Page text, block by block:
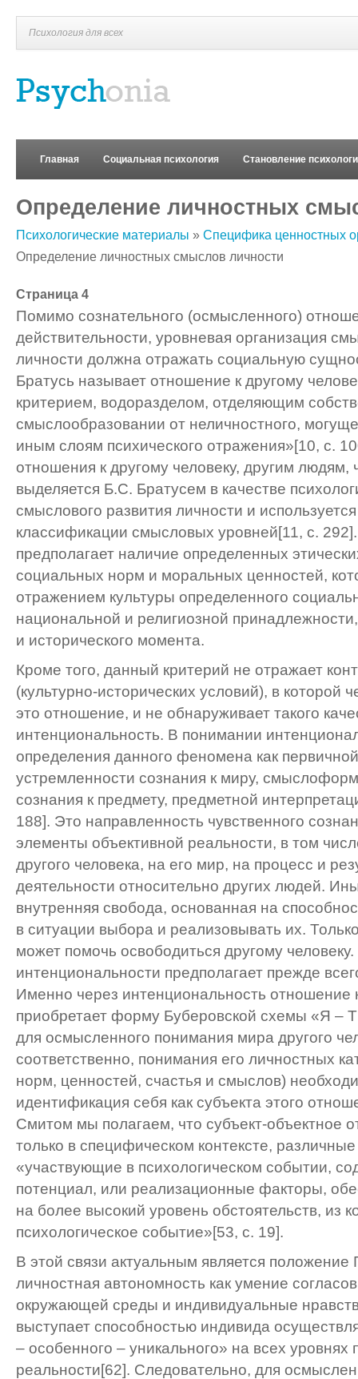
Психология для всех
Главная Социальная психология Становление
Определение личностных
Психологические материалы » Специфика ценностных
Определение личностных смыслов личности
Страница 4
Помимо сознательного (осмысленного)
действительности, уровневая организация
личности должна отражать социальную
Братусь называет отношение к другому
критерием, водоразделом, отделяющим
смыслообразовании от неличностного,
иным слоям психического отражения»[10, с.
отношения к другому человеку, другим людям,
выделяется Б.С. Братусем в качестве
смыслового развития личности и
классификации смысловых уровней[11, c.
предполагает наличие определенных
социальных норм и моральных ценностей,
отражением культуры определенного
национальной и религиозной
и исторического момента.
Кроме того, данный критерий не отражает
(культурно-исторических условий), в которой
это отношение, и не обнаруживает такого
интенциональность. В понимании
определения данного феномена как
устремленности сознания к миру,
сознания к предмету, предметной
188]. Это направленность чувственного
элементы объективной реальности, в том
другого человека, на его мир, на процесс и
деятельности относительно других людей.
внутренняя свобода, основанная на
в ситуации выбора и реализовывать их.
может помочь освободиться другому
интенциональности предполагает прежде
Именно через интенциональность отношение
приобретает форму Буберовской схемы «Я –
для осмысленного понимания мира другого
соответственно, понимания его личностных
норм, ценностей, счастья и смыслов)
идентификация себя как субъекта этого
Смитом мы полагаем, что субъект-объектное
только в специфическом контексте,
«участвующие в психологическом событии,
потенциал, или реализационные факторы,
на более высокий уровень обстоятельств, из
психологическое событие»[53, с. 19].
В этой связи актуальным является положение
личностная автономность как умение
окружающей среды и индивидуальные
выступает способностью индивида
– особенного – уникального» на всех уровнях
реальности[62]. Следовательно, для